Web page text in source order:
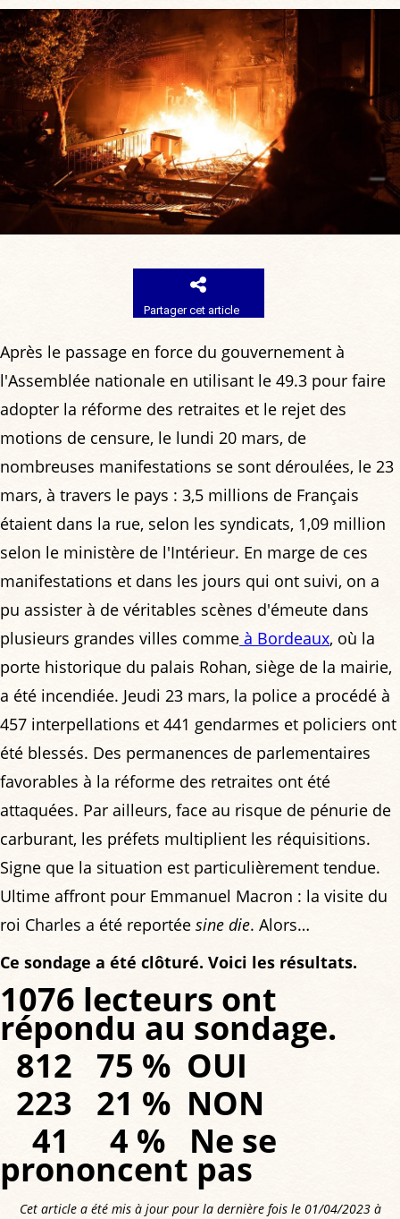
Partager cet article
Après le passage en force du gouvernement à
l'Assemblée nationale en utilisant le 49.3 pour faire
adopter la réforme des retraites et le rejet des
motions de censure, le lundi 20 mars, de
nombreuses manifestations se sont déroulées, le 23
mars, à travers le pays : 3,5 millions de Français
étaient dans la rue, selon les syndicats, 1,09 million
selon le ministère de l'Intérieur. En marge de ces
manifestations et dans les jours qui ont suivi, on a
pu assister à de véritables scènes d'émeute dans
plusieurs grandes villes comme à Bordeaux, où la
porte historique du palais Rohan, siège de la mairie,
a été incendiée. Jeudi 23 mars, la police a procédé à
457 interpellations et 441 gendarmes et policiers ont
été blessés. Des permanences de parlementaires
favorables à la réforme des retraites ont été
attaquées. Par ailleurs, face au risque de pénurie de
carburant, les préfets multiplient les réquisitions.
Signe que la situation est particulièrement tendue.
Ultime affront pour Emmanuel Macron : la visite du
roi Charles a été reportée sine die. Alors…
Ce sondage a été clôturé. Voici les résultats.
1076 lecteurs ont
répondu au sondage.
812 75 % OUI
223 21 % NON
41 4 % Ne se
prononcent pas
Cet article a été mis à jour pour la dernière fois le 01/04/2023 à